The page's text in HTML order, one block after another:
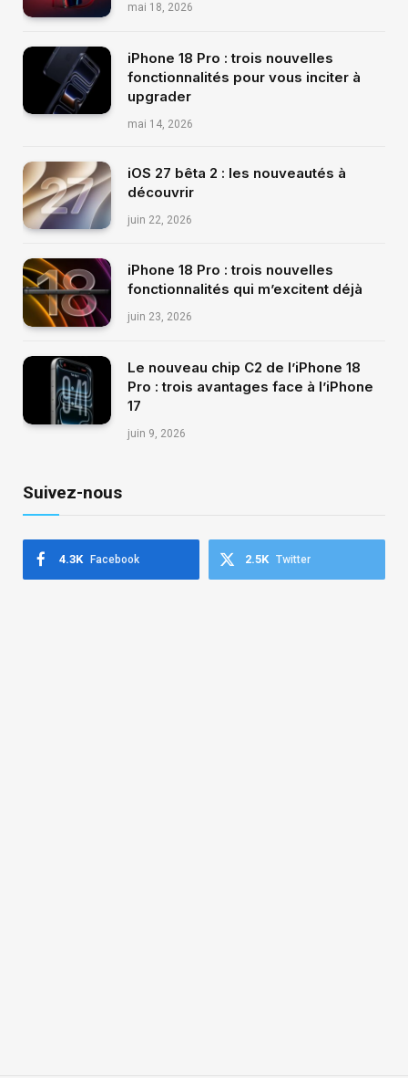
mai 18, 2026
iPhone 18 Pro : trois nouvelles
fonctionnalités pour vous inciter à
upgrader
mai 14, 2026
iOS 27 bêta 2 : les nouveautés à
découvrir
juin 22, 2026
iPhone 18 Pro : trois nouvelles
fonctionnalités qui m’excitent déjà
juin 23, 2026
Le nouveau chip C2 de l’iPhone 18
Pro : trois avantages face à l’iPhone
17
juin 9, 2026
Suivez-nous
Facebook
4.3K Twitter
2.5K